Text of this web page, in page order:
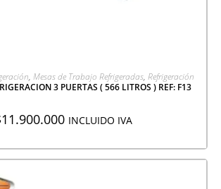
AGREGAR A COTIZACIÓN
, Mesas de Trabajo Refrigeradas, Refrigeración
3 PUERTAS ( 566 LITROS ) REF: F13
11.900.000 INCLUIDO IVA